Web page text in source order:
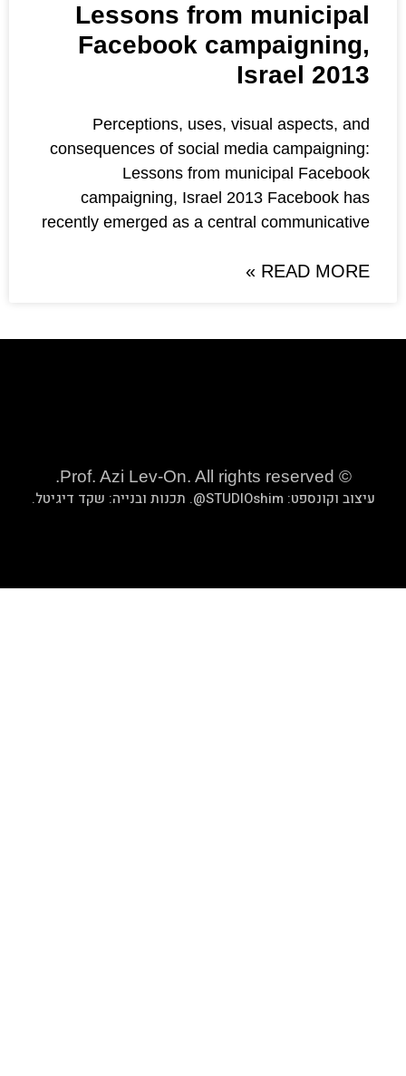
Lessons from
Facebook
Perceptions, uses,
consequences of social
Lessons from
campaigning, Israel
recently emerged as a
שקד דיגיטל.